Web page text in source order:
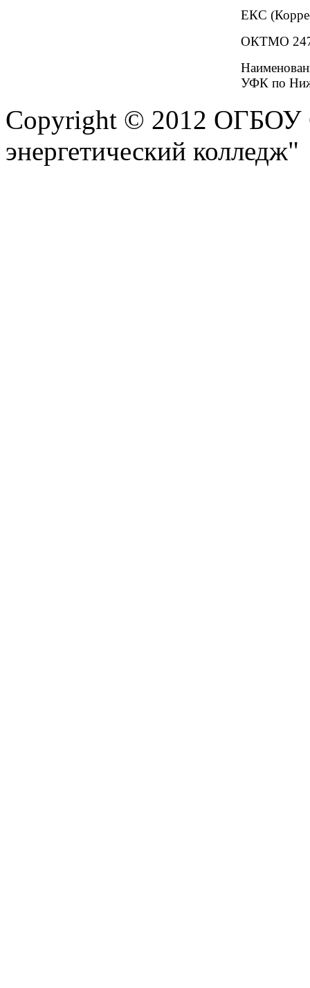
ЕКС
ОКТМО
УФК по
Copyright © 2012 ОГБОУ
энергетический колледж"